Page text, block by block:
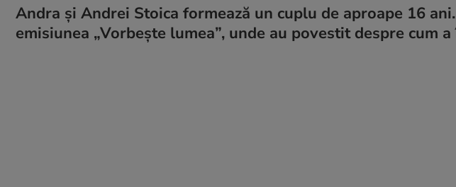
Andra și Andrei Stoica formează un cuplu de aproape 16
emisiunea „Vorbește lumea”, unde au povestit despre cum